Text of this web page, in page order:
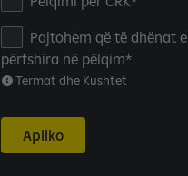
e
l
q
i
p
Pajtohem që të dhënat
përfshira në pëlqim
Termat dhe Kushtet
Apliko